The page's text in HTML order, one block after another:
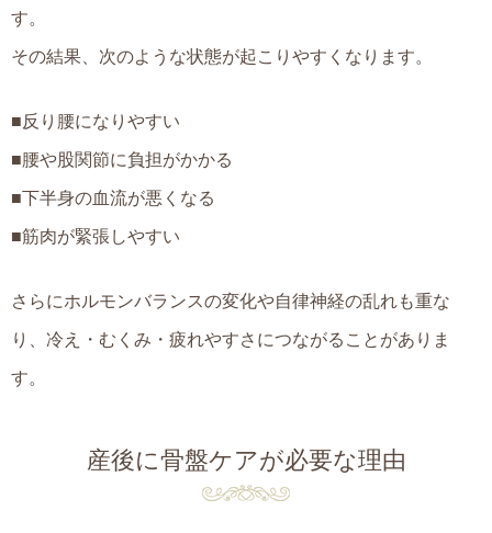
す。
その結果、次のような状態が起こりやすくなります。
■反り腰になりやすい
■腰や股関節に負担がかかる
■下半身の血流が悪くなる
■筋肉が緊張しやすい
さらにホルモンバランスの変化や自律神経の乱れも重な
り、冷え・むくみ・疲れやすさにつながることがありま
す。
産後に骨盤ケアが必要な理由